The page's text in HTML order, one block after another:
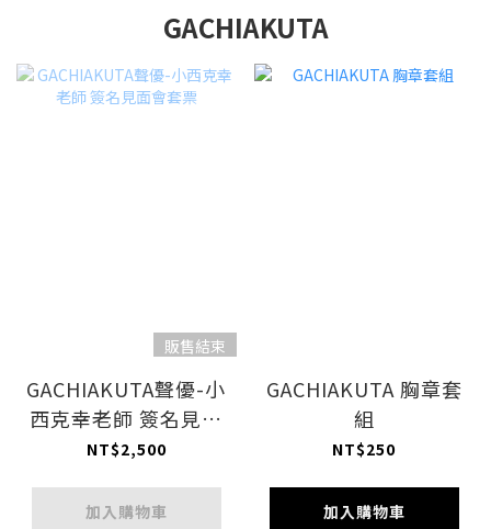
GACHIAKUTA
販售結束
GACHIAKUTA聲優-小
西克幸老師 簽名見面
會套票
NT$2,500
加入購物車
GACHIAKUTA 胸章套
組
NT$250
加入購物車